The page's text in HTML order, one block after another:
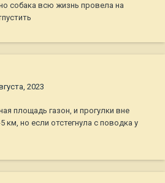
собака всю жизнь провела на
2023
площадь газон, и прогулки вне
км, но если отстегнула с поводка у